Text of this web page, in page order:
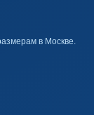
в Москве.